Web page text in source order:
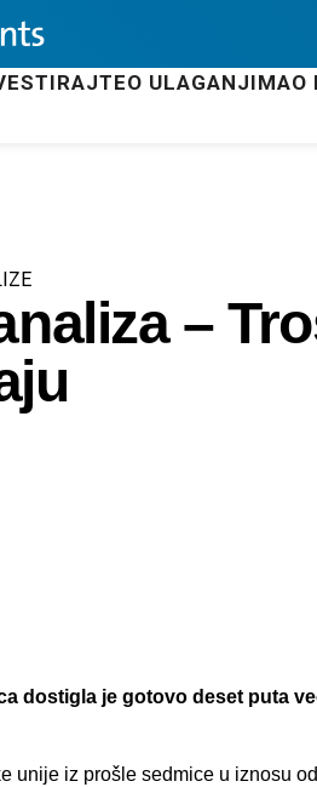
O ULAGANJIMAO
–
dostigla je gotovo deset puta
unije iz prošle sedmice u iznosu